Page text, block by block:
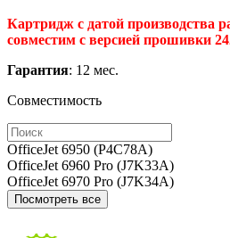
Картридж с датой производства
совместим с версией прошивки
Гарантия: 12 мес.
Совместимость
OfficeJet 6950 (P4C78A)
OfficeJet 6960 Pro (J7K33A)
OfficeJet 6970 Pro (J7K34A)
Посмотреть все